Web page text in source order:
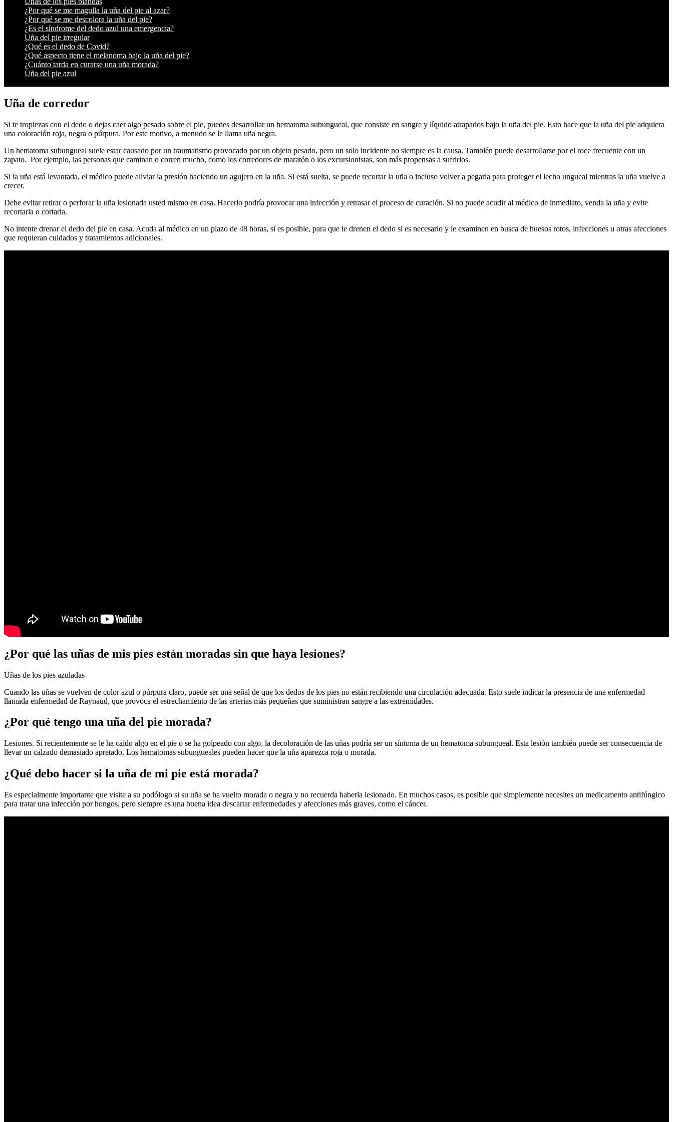
¿Por qué se me magulla la uña del pie al azar?
¿Por qué se me descolora la uña del pie?
¿Es el síndrome del dedo azul una emergencia?
Uña del pie irregular
¿Qué es el dedo de Covid?
¿Qué aspecto tiene el melanoma bajo la uña del pie?
¿Cuánto tarda en curarse una uña morada?
Uña del pie azul
Uña de corredor
Si te tropiezas con el dedo o dejas caer algo pesado sobre el pie, puedes desarrollar un hematoma subungueal, que consiste en sangre y líquido atrapados bajo la uña del pie. Esto hace que la uña del pie adquiera
una coloración roja, negra o púrpura. Por este motivo, a menudo se le llama uña negra.
Un hematoma subungueal suele estar causado por un traumatismo provocado por un objeto pesado, pero un solo incidente no siempre es la causa. También puede desarrollarse por el roce frecuente con un
zapato. Por ejemplo, las personas que caminan o corren mucho, como los corredores de maratón o los excursionistas, son más propensas a sufrirlos.
Si la uña está levantada, el médico puede aliviar la presión haciendo un agujero en la uña. Si está suelta, se puede recortar la uña o incluso volver a pegarla para proteger el lecho ungueal mientras la uña vuelve a
crecer.
Debe evitar retirar o perforar la uña lesionada usted mismo en casa. Hacerlo podría provocar una infección y retrasar el proceso de curación. Si no puede acudir al médico de inmediato, venda la uña y evite
recortarla o cortarla.
No intente drenar el dedo del pie en casa. Acuda al médico en un plazo de 48 horas, si es posible, para que le drenen el dedo si es necesario y le examinen en busca de huesos rotos, infecciones u otras afecciones
que requieran cuidados y tratamientos adicionales.
¿Por qué las uñas de mis pies están moradas sin que haya lesiones?
Uñas de los pies azuladas
Cuando las uñas se vuelven de color azul o púrpura claro, puede ser una señal de que los dedos de los pies no están recibiendo una circulación adecuada. Esto suele indicar la presencia de una enfermedad
llamada enfermedad de Raynaud, que provoca el estrechamiento de las arterias más pequeñas que suministran sangre a las extremidades.
¿Por qué tengo una uña del pie morada?
Lesiones. Si recientemente se le ha caído algo en el pie o se ha golpeado con algo, la decoloración de las uñas podría ser un síntoma de un hematoma subungueal. Esta lesión también puede ser consecuencia de
llevar un calzado demasiado apretado. Los hematomas subungueales pueden hacer que la uña aparezca roja o morada.
¿Qué debo hacer si la uña de mi pie está morada?
Es especialmente importante que visite a su podólogo si su uña se ha vuelto morada o negra y no recuerda haberla lesionado. En muchos casos, es posible que simplemente necesites un medicamento antifúngico
para tratar una infección por hongos, pero siempre es una buena idea descartar enfermedades y afecciones más graves, como el cáncer.